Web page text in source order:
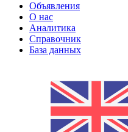
Объявления
О нас
Аналитика
Справочник
База данных